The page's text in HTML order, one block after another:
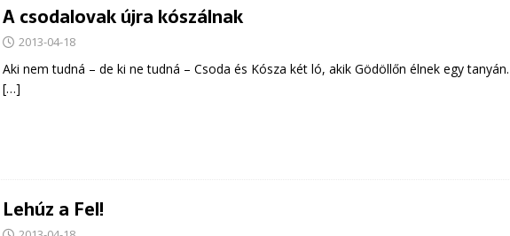
A csodalovak újra kószálnak
2013-04-18
Aki nem tudná – de ki ne tudná – Csoda és Kósza két ló, akik Gödöllőn élnek egy tanyán.
[…]
Lehúz a Fel!